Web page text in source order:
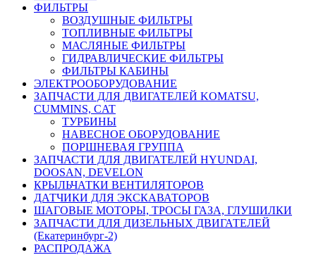
ФИЛЬТРЫ
ВОЗДУШНЫЕ ФИЛЬТРЫ
ТОПЛИВНЫЕ ФИЛЬТРЫ
МАСЛЯНЫЕ ФИЛЬТРЫ
ГИДРАВЛИЧЕСКИЕ ФИЛЬТРЫ
ФИЛЬТРЫ КАБИНЫ
ЭЛЕКТРООБОРУДОВАНИЕ
ЗАПЧАСТИ ДЛЯ ДВИГАТЕЛЕЙ KOMATSU,
CUMMINS, CAT
ТУРБИНЫ
НАВЕСНОЕ ОБОРУДОВАНИЕ
ПОРШНЕВАЯ ГРУППА
ЗАПЧАСТИ ДЛЯ ДВИГАТЕЛЕЙ HYUNDAI,
DOOSAN, DEVELON
КРЫЛЬЧАТКИ ВЕНТИЛЯТОРОВ
ДАТЧИКИ ДЛЯ ЭКСКАВАТОРОВ
ШАГОВЫЕ МОТОРЫ, ТРОСЫ ГАЗА, ГЛУШИЛКИ
ЗАПЧАСТИ ДЛЯ ДИЗЕЛЬНЫХ ДВИГАТЕЛЕЙ
(Екатеринбург-2)
РАСПРОДАЖА